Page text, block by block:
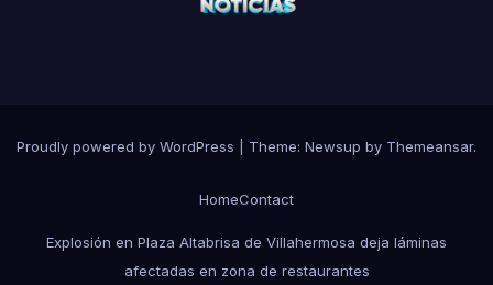
Proudly powered by WordPress Theme: Newsup by Themeansar.
HomeContact
Explosión en Plaza Altabrisa de Villahermosa deja láminas
afectadas en zona de restaurantes